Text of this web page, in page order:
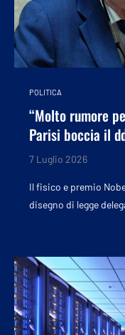
POLITICA
“Molto rumore
Parisi boccia il
7 Luglio 2026
Il fisico e premio
disegno di legge